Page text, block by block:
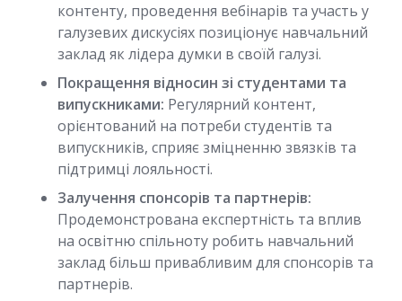
контенту, проведення вебінарів та участь у
галузевих дискусіях позиціонує навчальний
заклад як лідера думки в своїй галузі.
Покращення відносин зі студентами та
випускниками: Регулярний контент,
орієнтований на потреби студентів та
випускників, сприяє зміцненню звязків та
підтримці лояльності.
Залучення спонсорів та партнерів:
Продемонстрована експертність та вплив
на освітню спільноту робить навчальний
заклад більш привабливим для спонсорів та
партнерів.